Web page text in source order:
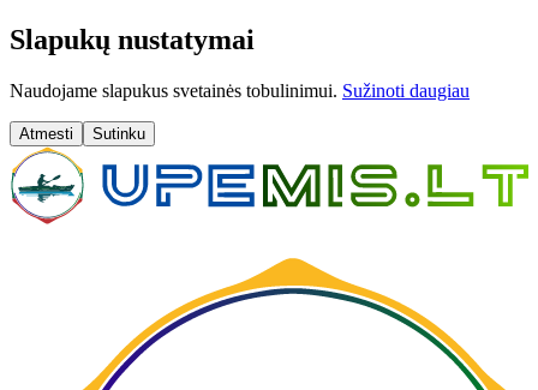
Slapukų nustatymai
Naudojame slapukus svetainės tobulinimui. Sužinoti daugiau
Atmesti Sutinku